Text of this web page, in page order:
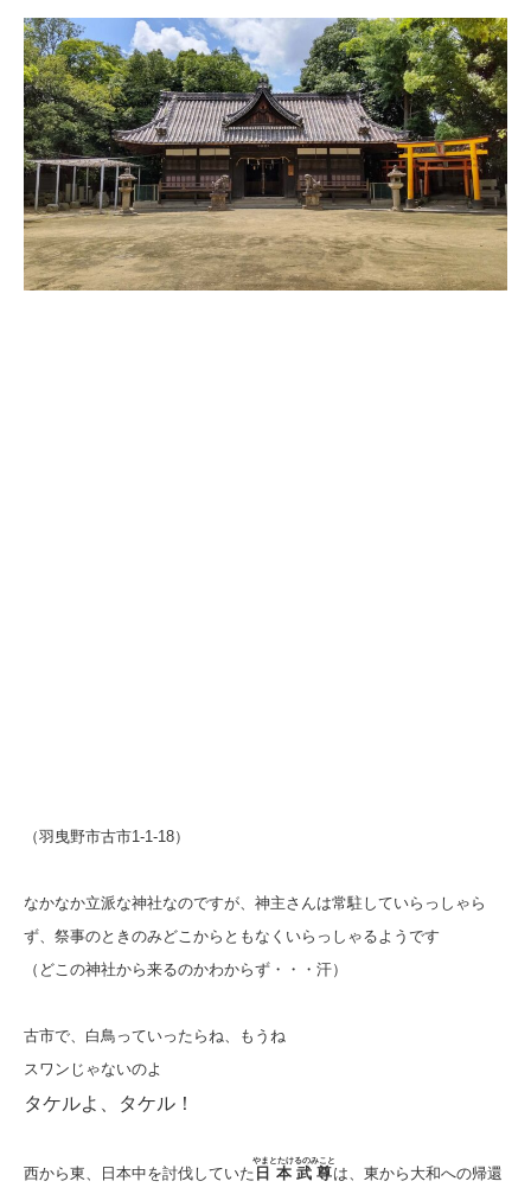
（羽曳野市古市1-1-18）
なかなか立派な神社なのですが、神主さんは常駐していらっしゃら
ず、祭事のときのみどこからともなくいらっしゃるようです
（どこの神社から来るのかわからず・・・汗）
古市で、白鳥っていったらね、もうね
スワンじゃないのよ
タケルよ、タケル！
西から東、日本中を討伐していた 日本武尊
やまとたけるのみこと
は、東から大和への帰還